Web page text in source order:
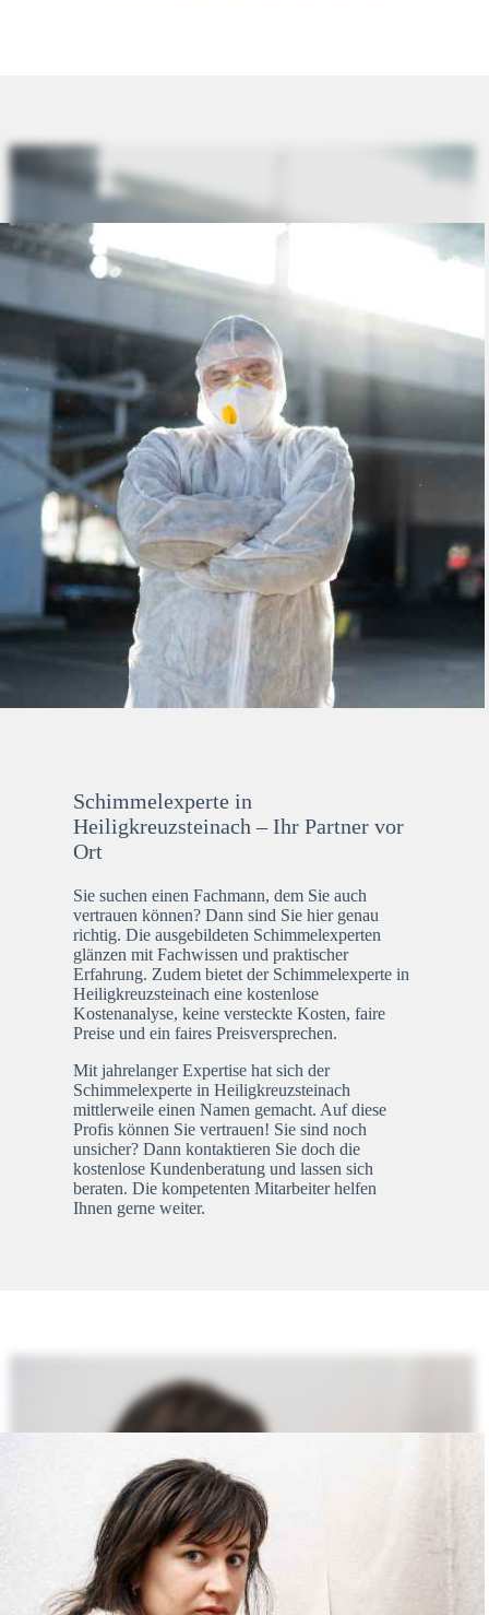
Schimmelexperte in
Heiligkreuzsteinach – Ihr Partner vor
Ort
Sie suchen einen Fachmann, dem Sie auch
vertrauen können? Dann sind Sie hier genau
richtig. Die ausgebildeten Schimmelexperten
glänzen mit Fachwissen und praktischer
Erfahrung. Zudem bietet der Schimmelexperte in
Heiligkreuzsteinach eine kostenlose
Kostenanalyse, keine versteckte Kosten, faire
Preise und ein faires Preisversprechen.
Mit jahrelanger Expertise hat sich der
Schimmelexperte in Heiligkreuzsteinach
mittlerweile einen Namen gemacht. Auf diese
Profis können Sie vertrauen! Sie sind noch
unsicher? Dann kontaktieren Sie doch die
kostenlose Kundenberatung und lassen sich
beraten. Die kompetenten Mitarbeiter helfen
Ihnen gerne weiter.